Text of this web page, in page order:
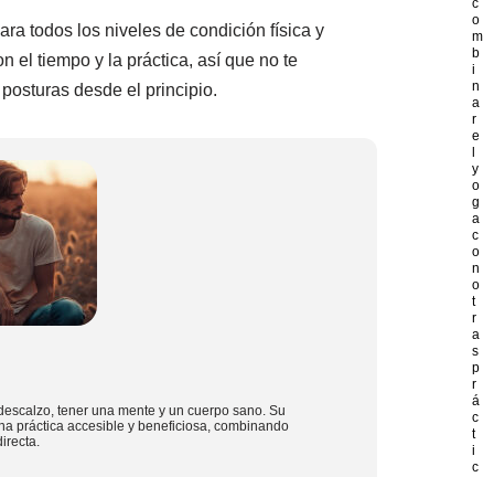
todos los niveles de condición física y
el tiempo y la práctica, así que no te
desde el principio.
tener una mente y un cuerpo sano. Su
práctica accesible y beneficiosa, combinando
c
o
m
b
i
n
a
r
e
y
o
g
a
c
o
n
o
t
r
a
s
p
r
á
c
t
i
c